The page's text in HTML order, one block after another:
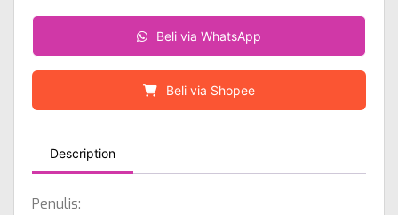
Beli via WhatsApp
Beli via Shopee
Description
Penulis: